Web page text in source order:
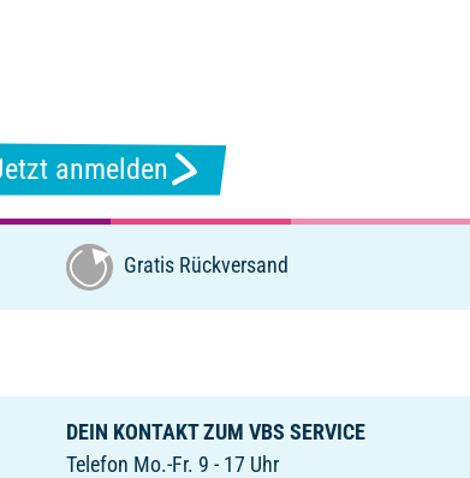
anmelden
Gratis Rückversand
DEIN KONTAKT ZUM VBS SERVICE
Telefon Mo.-Fr. 9 - 17 Uhr